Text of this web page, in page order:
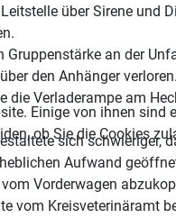
über Sirene und
an der
den Anhänger
die Verladerampe am
sich schwieriger,
Aufwand
Vorderwagen
vom Kreisveterinäramt
Einige von ihnen
ob Sie die Cookies